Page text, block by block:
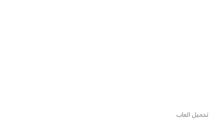
تحميل العاب